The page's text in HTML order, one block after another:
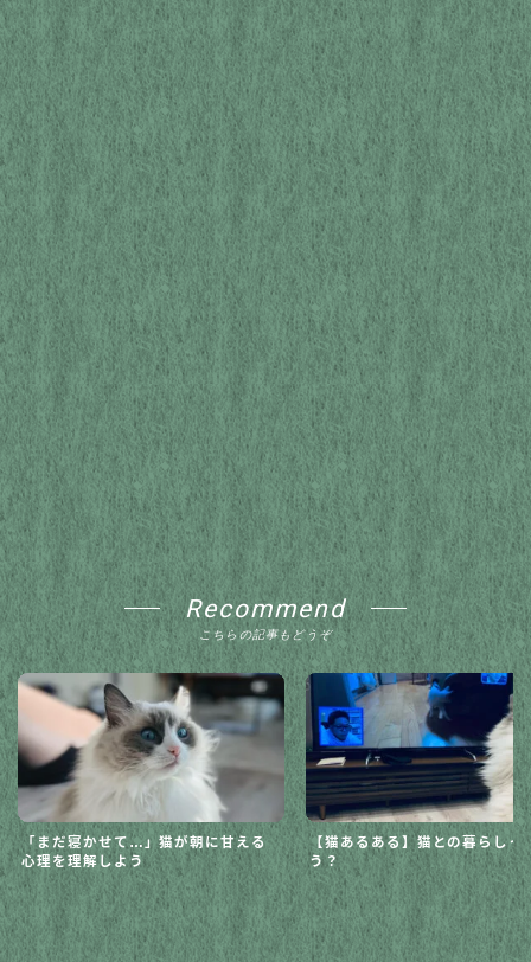
Recommend
こちらの記事もどうぞ
「まだ寝かせて…」猫が朝に甘える
心理を理解しよう
【猫あるある】猫との暮らしっ
う？